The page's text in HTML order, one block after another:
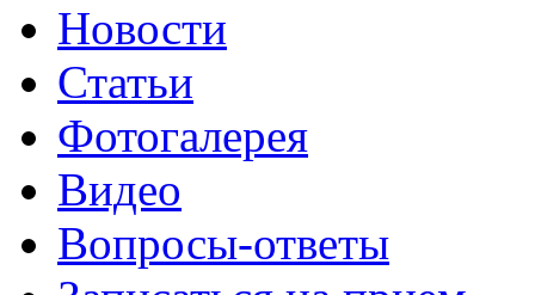
Новости
Статьи
Фотогалерея
Видео
Вопросы-ответы